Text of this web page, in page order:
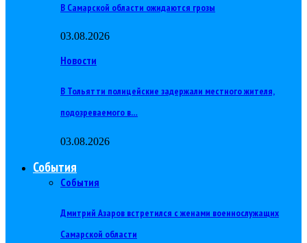
В Самарской области ожидаются грозы
03.08.2026
Новости
В Тольятти полицейские задержали местного жителя,
подозреваемого в…
03.08.2026
События
События
Дмитрий Азаров встретился с женами военнослужащих
Самарской области